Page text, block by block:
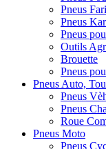
Pneus
Pneus
Pneus
Outils
Brouette
Pneus
Pneus Auto,
Pneus
Pneus
Roue
Pneus Moto
Pneus